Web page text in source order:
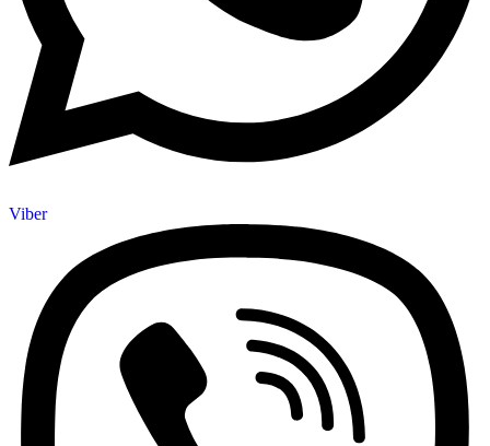
Viber